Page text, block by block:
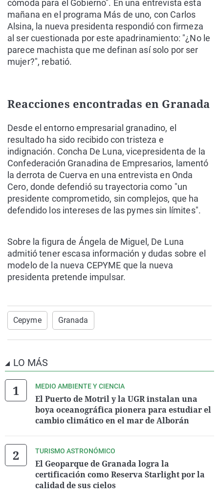
cómoda para el Gobierno". En una entrevista esta
mañana en el programa Más de uno, con Carlos
Alsina, la nueva presidenta respondió con firmeza
al ser cuestionada por este apadrinamiento: "¿No le
parece machista que me definan así solo por ser
mujer?", rebatió.
Reacciones encontradas en Granada
Desde el entorno empresarial granadino, el
resultado ha sido recibido con tristeza e
indignación. Concha De Luna, vicepresidenta de la
Confederación Granadina de Empresarios, lamentó
la derrota de Cuerva en una entrevista en Onda
Cero, donde defendió su trayectoria como "un
presidente comprometido, sin complejos, que ha
defendido los intereses de las pymes sin límites".
Sobre la figura de Ángela de Miguel, De Luna
admitió tener escasa información y dudas sobre el
modelo de la nueva CEPYME que la nueva
presidenta pretende impulsar.
Cepyme Granada
LO MÁS
MEDIO AMBIENTE Y CIENCIA
El Puerto de Motril y la UGR instalan una
boya oceanográfica pionera para estudiar el
cambio climático en el mar de Alborán
TURISMO ASTRONÓMICO
El Geoparque de Granada logra la
certificación como Reserva Starlight por la
calidad de sus cielos